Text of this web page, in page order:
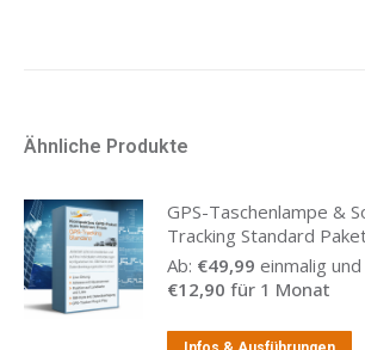
Ähnliche Produkte
GPS-Taschenlampe &
Tracking Standard
Ab: €49,99 einmalig und
€12,90 für 1 Monat